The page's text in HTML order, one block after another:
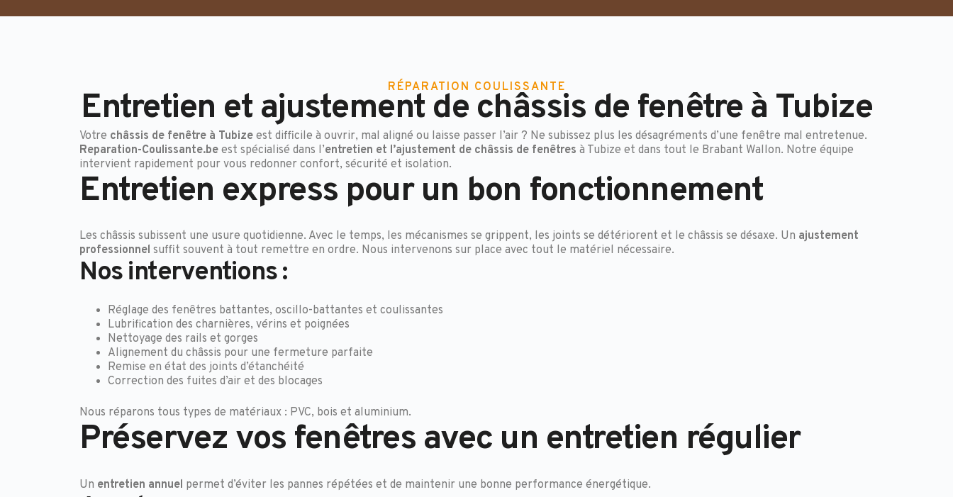
RÉPARATION COULISSANTE
Entretien et ajustement de châssis de fenêtre à Tubize
Votre châssis de fenêtre à Tubize est difficile à ouvrir, mal aligné ou laisse passer l’air ? Ne subissez plus les désagréments d’une fenêtre mal entretenue.
Reparation-Coulissante.be est spécialisé dans l’entretien et l’ajustement de châssis de fenêtres à Tubize et dans tout le Brabant Wallon. Notre équipe
intervient rapidement pour vous redonner confort, sécurité et isolation.
Entretien express pour un bon fonctionnement
Les châssis subissent une usure quotidienne. Avec le temps, les mécanismes se grippent, les joints se détériorent et le châssis se désaxe. Un ajustement
professionnel suffit souvent à tout remettre en ordre. Nous intervenons sur place avec tout le matériel nécessaire.
Nos interventions :
Réglage des fenêtres battantes, oscillo-battantes et coulissantes
Lubrification des charnières, vérins et poignées
Nettoyage des rails et gorges
Alignement du châssis pour une fermeture parfaite
Remise en état des joints d’étanchéité
Correction des fuites d’air et des blocages
Nous réparons tous types de matériaux : PVC, bois et aluminium.
Préservez vos fenêtres avec un entretien régulier
Un entretien annuel permet d’éviter les pannes répétées et de maintenir une bonne performance énergétique.